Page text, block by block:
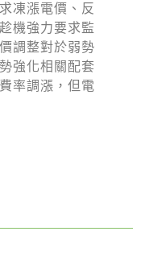
凍漲電價、反
機強力要求監
調整對於弱勢
強化相關配套
率調漲，但電